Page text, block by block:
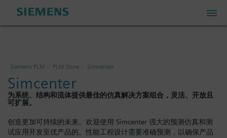
Industrial IoT Store
Industrial Edge Marketplace
Siemens PLM PLM Store Simcenter
Simcenter
为系统、结构和流体提供最佳的仿真解决方案组合，灵活、开放且
可扩展。
创造更加可持续的未来。欢迎使用 Simcenter 强大的预测仿真和测
试应用开发至优产品的。性能工程设计需要准确预测，以确保产品